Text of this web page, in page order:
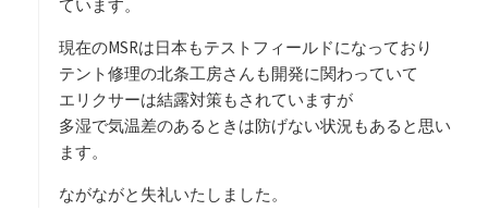
ています。
現在のMSRは日本もテストフィールドになっており
テント修理の北条工房さんも開発に関わっていて
エリクサーは結露対策もされていますが
多湿で気温差のあるときは防げない状況もあると思い
ます。
ながながと失礼いたしました。